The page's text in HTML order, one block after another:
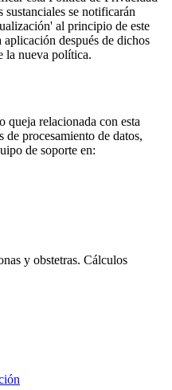
se notificarán
al principio de este
después de dichos
la nueva política.
queja relacionada con esta
procesamiento de datos,
de soporte en:
y obstetras. Cálculos